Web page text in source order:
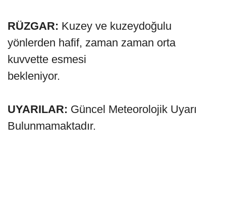
RÜZGAR: Kuzey ve kuzeydoğulu
yönlerden hafif, zaman zaman orta
kuvvette esmesi
bekleniyor.
UYARILAR: Güncel Meteorolojik Uyarı
Bulunmamaktadır.